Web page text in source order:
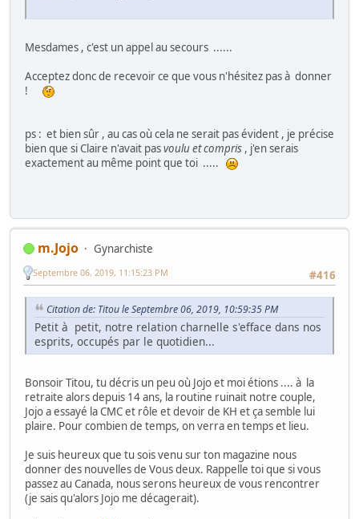
Mesdames , c'est un appel au secours ......
Acceptez donc de recevoir ce que vous n'hésitez pas à donner
!
ps : et bien sûr , au cas où cela ne serait pas évident , je précise
bien que si Claire n'avait pasvoulu et compris , j'en serais
exactement au même point que toi .....
m.Jojo
Gynarchiste
#416
Septembre 06, 2019, 11:15:23 PM
Citation de: Titou le Septembre 06, 2019, 10:59:35 PM
Petit à petit, notre relation charnelle s'efface dans nos
esprits, occupés par le quotidien...
Bonsoir Titou, tu décris un peu où Jojo et moi étions .... à la
retraite alors depuis 14 ans, la routine ruinait notre couple,
Jojo a essayé la CMC et rôle et devoir de KH et ça semble lui
plaire. Pour combien de temps, on verra en temps et lieu.
Je suis heureux que tu sois venu sur ton magazine nous
donner des nouvelles de Vous deux. Rappelle toi que si vous
passez au Canada, nous serons heureux de vous rencontrer
(je sais qu'alors Jojo me décagerait).